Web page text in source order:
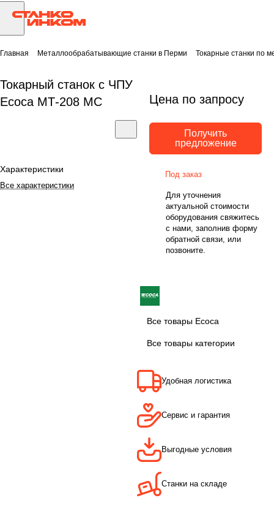
Главная Металлообрабатывающие станки в Перми Токарные станки по
Токарный станок с ЧПУ
Ecoca МТ-208 MC
Характеристики
Все характеристики
Цена по запросу
Получить
предложение
Под заказ
Для уточнения
актуальной стоимости
оборудования свяжитесь
с нами, заполнив форму
обратной связи, или
позвоните.
Все товары Ecoca
Все товары категории
Удобная логистика
Сервис и гарантия
Выгодные условия
Станки на складе